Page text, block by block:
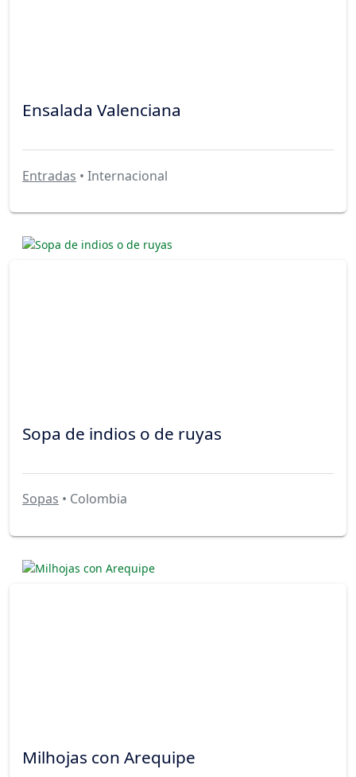
Ensalada Valenciana
Entradas • Internacional
Sopa de indios o de ruyas
Sopas • Colombia
Milhojas con Arequipe